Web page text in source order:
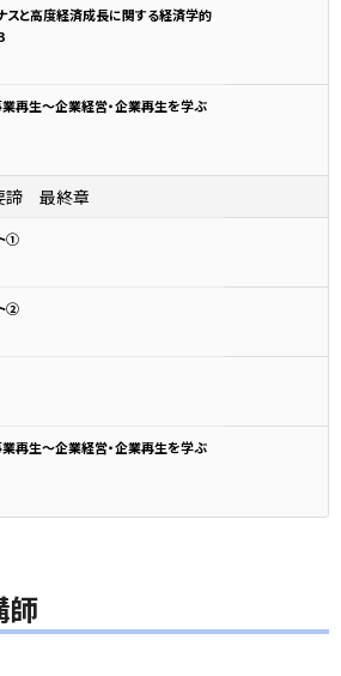
と高度経済成長に関する経済学的
再生～企業経営・企業再生を学ぶ
諦 最終章
①
②
再生～企業経営・企業再生を学ぶ
師